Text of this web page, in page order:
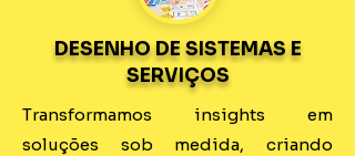
DESENHO DE SISTEMAS E
SERVIÇOS
Transformamos insights em
soluções sob medida, criando